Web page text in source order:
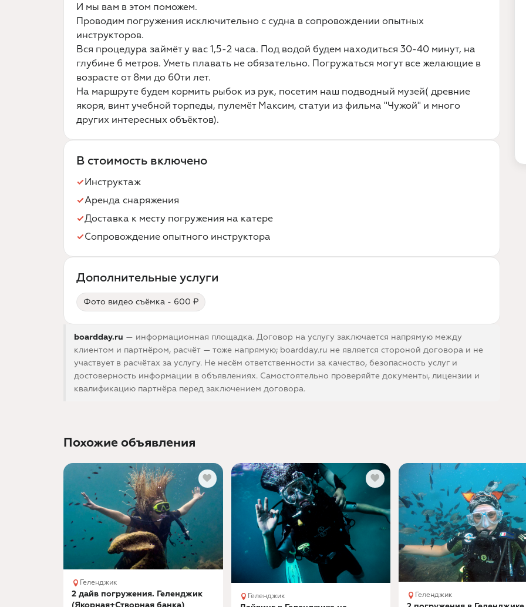
И мы вам в этом поможем.
Проводим погружения исключительно с судна в сопровождении опытных
инструкторов.
Вся процедура займёт у вас 1,5-2 часа. Под водой будем находиться 30-40 минут, на
глубине 6 метров. Уметь плавать не обязательно. Погружаться могут все желающие в
возрасте от 8ми до 60ти лет.
На маршруте будем кормить рыбок из рук, посетим наш подводный музей( древние
якоря, винт учебной торпеды, пулемёт Максим, статуи из фильма "Чужой" и много
других интересных объёктов).
В стоимость включено
Инструктаж
Аренда снаряжения
Доставка к месту погружения на катере
Сопровождение опытного инструктора
Дополнительные услуги
Фото видео съёмка - 600 ₽
boardday.ru — информационная площадка. Договор на услугу заключается напрямую между
клиентом и партнёром, расчёт — тоже напрямую; boardday.ru не является стороной договора и не
участвует в расчётах за услугу. Не несём ответственности за качество, безопасность услуг и
достоверность информации в объявлениях. Самостоятельно проверяйте документы, лицензии и
квалификацию партнёра перед заключением договора.
Похожие объявления
Геленджик
2 дайв погружения. Геленджик
Геленджик Геленджик